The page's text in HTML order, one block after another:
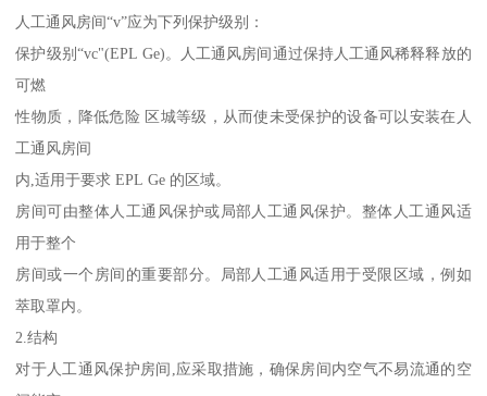
人工通风房间“v”应为下列保护级别：
保护级别“vc"(EPL Ge)。人工通风房间通过保持人工通风稀释释放的
可燃
性物质，降低危险 区城等级，从而使未受保护的设备可以安装在人
工通风房间
内,适用于要求 EPL Ge 的区域。
房间可由整体人工通风保护或局部人工通风保护。整体人工通风适
用于整个
房间或一个房间的重要部分。局部人工通风适用于受限区域，例如
萃取罩内。
2.结构
对于人工通风保护房间,应采取措施，确保房间内空气不易流通的空